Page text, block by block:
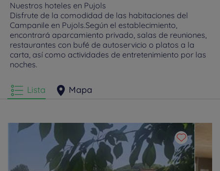
Nuestros hoteles en Pujols
Disfrute de la comodidad de las habitaciones del
Campanile en Pujols.Según el establecimiento,
encontrará aparcamiento privado, salas de reuniones,
restaurantes con bufé de autoservicio o platos a la
carta, así como actividades de entretenimiento por las
noches.
Lista Mapa